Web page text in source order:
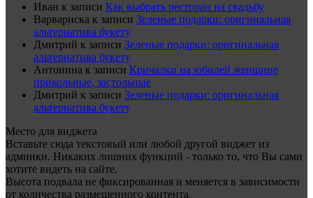
Иван к записи Как выбрать ресторан на свадьбу
Варвариска к записи Зеленые подарки: оригинальная
альтернатива букету
Дмитрий к записи Зеленые подарки: оригинальная
альтернатива букету
Антонина к записи Кричалки на юбилей женщине
прикольные, застольные
Дмитрий к записи Зеленые подарки: оригинальная
альтернатива букету
Место для виджета
Вставьте сюда текстовый или любой другой виджет из
админки. Никаких лишних функций - только то, что Вы сами
хотите видеть на сайте.
Высота подвала не фиксированная и меняется в зависимости
от количества размещенного контента.